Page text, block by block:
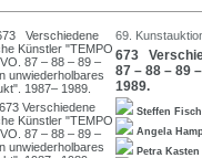
69.
673
87 – 88 – 89
1989.
Steffen
Angela
Petra Kasten